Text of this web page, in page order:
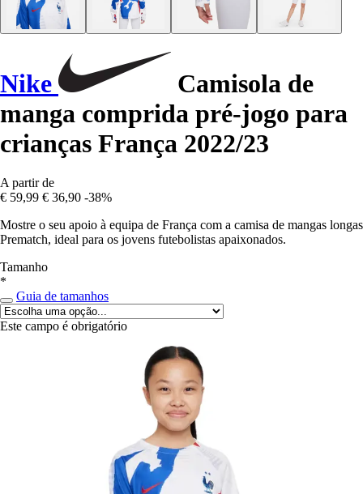
Nike
Camisola de
manga comprida pré-jogo para
crianças França 2022/23
A partir de
€ 59,99 € 36,90 -38%
Mostre o seu apoio à equipa de França com a camisa de mangas longas
Prematch, ideal para os jovens futebolistas apaixonados.
Tamanho
*
Guia de tamanhos
Este campo é obrigatório